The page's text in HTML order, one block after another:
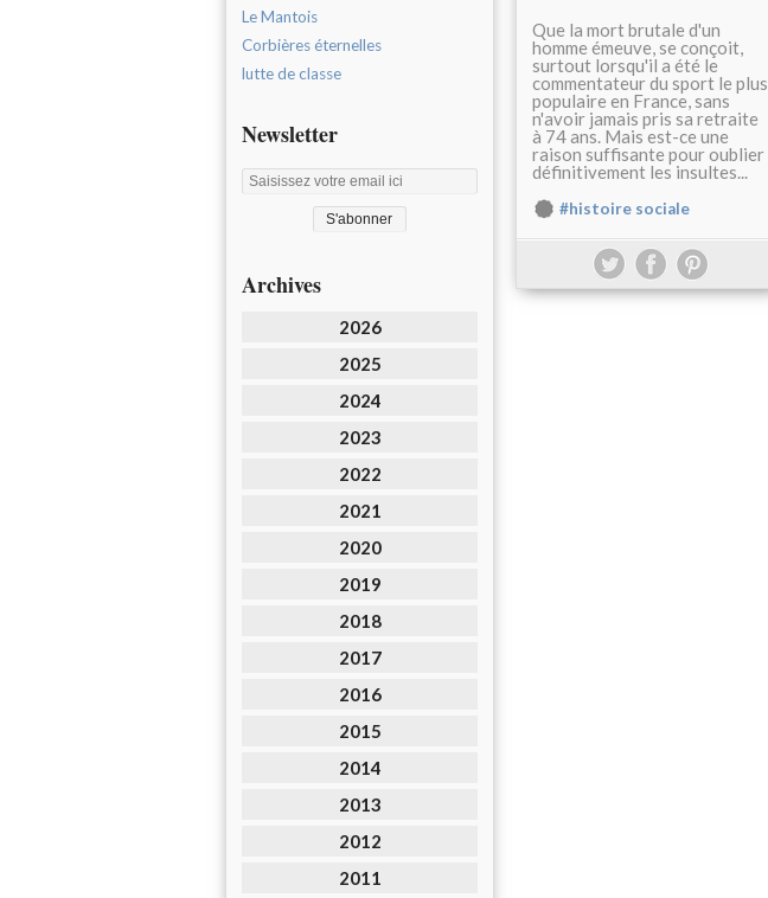
Le Mantois
Corbières éternelles
lutte de classe
Newsletter
Archives
2026
2025
2024
2023
2022
2021
2020
2019
2018
2017
2016
2015
2014
2013
2012
2011
Que la mort brutale d'un
homme émeuve, se conçoit,
surtout lorsqu'il a été le
commentateur du sport le plus
populaire en France, sans
n'avoir jamais pris sa retraite
à 74 ans. Mais est-ce une
raison suffisante pour oublier
définitivement les insultes...
#histoire sociale